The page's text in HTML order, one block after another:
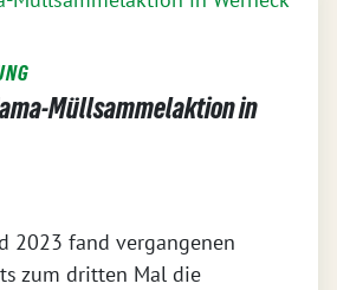
Müllsammelaktion in
2023 fand vergangenen
zum dritten Mal die